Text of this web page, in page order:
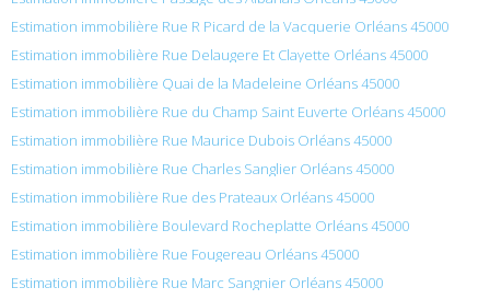
Estimation immobilière Rue R Picard de la Vacquerie Orléans 45000
Estimation immobilière Rue Delaugere Et Clayette Orléans 45000
Estimation immobilière Quai de la Madeleine Orléans 45000
Estimation immobilière Rue du Champ Saint Euverte Orléans 45000
Estimation immobilière Rue Maurice Dubois Orléans 45000
Estimation immobilière Rue Charles Sanglier Orléans 45000
Estimation immobilière Rue des Prateaux Orléans 45000
Estimation immobilière Boulevard Rocheplatte Orléans 45000
Estimation immobilière Rue Fougereau Orléans 45000
Estimation immobilière Rue Marc Sangnier Orléans 45000